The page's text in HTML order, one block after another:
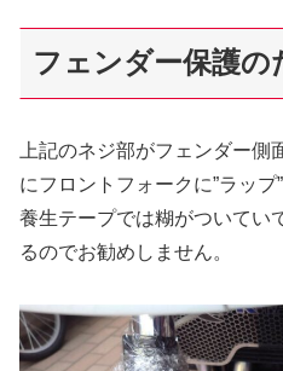
フェンダー保護の
上記のネジ部がフェンダー
にフロントフォークに”ラップ
養生テープでは糊がついてい
るのでお勧めしません。